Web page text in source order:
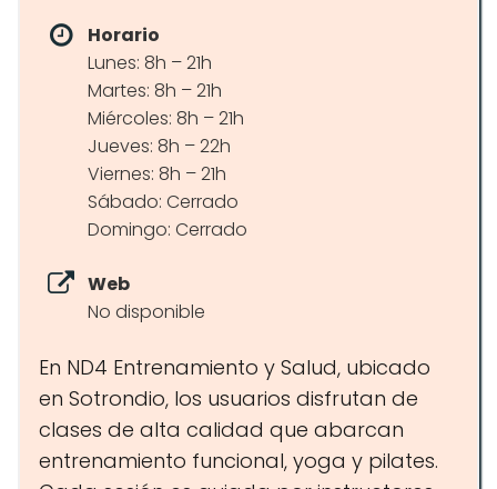
Horario
Lunes: 8h – 21h
Martes: 8h – 21h
Miércoles: 8h – 21h
Jueves: 8h – 22h
Viernes: 8h – 21h
Sábado: Cerrado
Domingo: Cerrado
Web
No disponible
En ND4 Entrenamiento y Salud, ubicado
en Sotrondio, los usuarios disfrutan de
clases de alta calidad que abarcan
entrenamiento funcional, yoga y pilates.